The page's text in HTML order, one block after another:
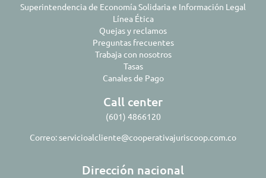
Superintendencia de Economía Solidaria e Información Legal
Línea Ética
Quejas y reclamos
Preguntas frecuentes
Trabaja con nosotros
Tasas
Canales de Pago
Call center
(601) 4866120
Correo:servicioalcliente@cooperativajuriscoop.com.co
Dirección nacional